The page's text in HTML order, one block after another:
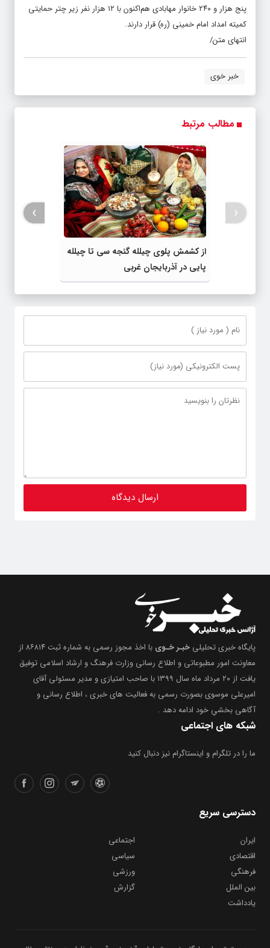
پنج هزار و ۲۴۰ خانوار مهابادی هم‌اکنون با ۱۲ هزار نفر زیر چتر حمایتی
کمیته امداد امام خمینی (ره) قرار دارند.
انتهای متن/
خبر خوی
مطالب مرتبط
از کشمش پلوی چیلله گئجه سی تا چیلله
پایی در آذربایجان غربی
‹
›
پایگاه خبری تحلیلی خبـر خـوی
با اخذ مجوز رسمی به شماره ثبت ۸۶۸۱۴ از
معاونت امور مطبوعاتی و اطلاع رسانی وزارت فرهنگ و ارشاد اسلامی توفیق
یافت از ۲۰ مرداد ماه سال ۱۳۹۹ با صاحب امتیازی و مدیر مسئولی آقای
امیرعلی موسوی بصورت رسمی به فعالیت های خبری ، اطلاع رسانی و
آگاهی بخشیِ خود ادامه دهد .
شبکه های اجتماعی
ما را در تلگرام و اینستاگرام نیز دنبال کنید
دسترسی سریع
ایران
اجتماعی
اقتصادی
سیاسی
فرهنگی
ورزشی
بین الملل
گزارش
یادداشت